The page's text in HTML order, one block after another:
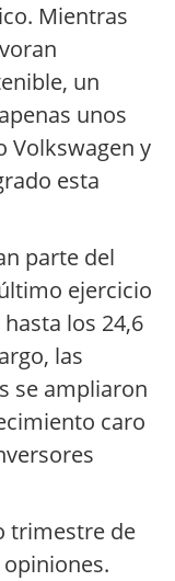
Mientras
un
unos
Volkswagen y
esta
parte del
ejercicio
los 24,6
las
se ampliaron
caro
trimestre de